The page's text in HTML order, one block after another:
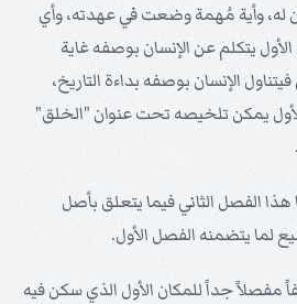
له، وأية مُهمة وضعت في عهدته، وأي
يتكلم عن الإنسان بوصفه غاية
الإنسان بوصفه بداءة التاريخ،
يمكن تلخيصه تحت عنوان "الخلق"
هذا الفصل الثاني فيما يتعلق بأصل
لما يتضمنه الفصل الأول.
مفصلاً جداً للمكان الأول الذي سكن فيه